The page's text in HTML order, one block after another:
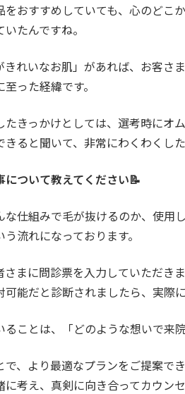
をおすすめしていても、心のどこ
たんですね。
きれいなお肌」があれば、お客さ
った経緯です。
たきっかけとしては、選考時にオ
ると聞いて、非常にわくわくし
について教えてください📝
な仕組みで毛が抜けるのか、使用
流れになっております。
まに問診票を入力していただきま
能だと診断されましたら、実際
ことは、「どのような想いで来
、より最適なプランをご提案で
考え、真剣に向き合ってカウン